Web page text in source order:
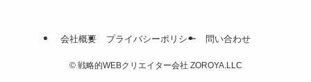
会社概要 プライバシーポリシー 問い合わせ
©戦略的WEBクリエイター会社 ZOROYA.LLC